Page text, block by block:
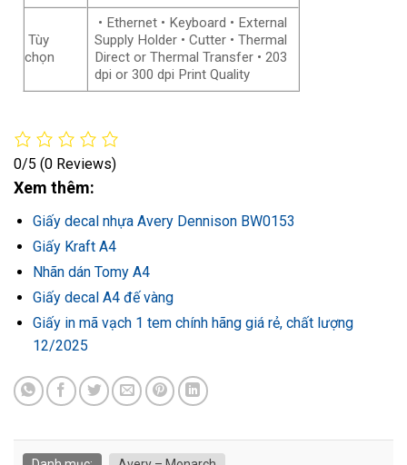
Tùy
chọn
• Ethernet • Keyboard • External
Supply Holder • Cutter • Thermal
Direct or Thermal Transfer • 203
dpi or 300 dpi Print Quality
0/5 (0 Reviews)
Xem thêm:
Giấy decal nhựa Avery Dennison BW0153
Giấy Kraft A4
Nhãn dán Tomy A4
Giấy decal A4 đế vàng
Giấy in mã vạch 1 tem chính hãng giá rẻ, chất lượng
12/2025